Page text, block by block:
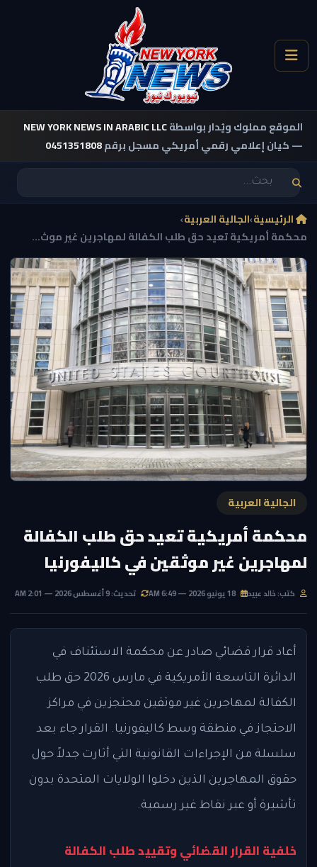
الموقع مملوك ويُدار بواسطةNEW YORK NEWS IN ARABIC LLC
— كيان إعلامي رقمي أمريكي مسجل برقم0451351808
الرئيسية›الجالية العربية›
محكمة أمريكية تعيد حق طلب الكفالة لمهاجرين غير موث...
الجالية العربية
محكمة أمريكية تعيد حق طلب الكفالة
لمهاجرين غير موثقين في كاليفورنيا
كتب: خالد عبيد تحديث: 9 أغسطس 2026 — 2:01 AM
أعاد قرار قضائي صادر عن محكمة الاستئناف في
الدائرة التاسعة الأمريكية في مارس 2026 حق طلب
الكفالة لمهاجرين غير موثقين محتجزين في مراكز
الاحتجاز في منطقة وسط كاليفورنيا. القرار جاء بعد
سلسلة من الإجراءات القانونية التي أثارت جدلاً حول
حقوق المهاجرين الذين دخلوا الولايات المتحدة بدون
تأشيرة أو عبر نقاط غير رسمية.
خلفية القرار القضائي وتقييد طلب الكفالة